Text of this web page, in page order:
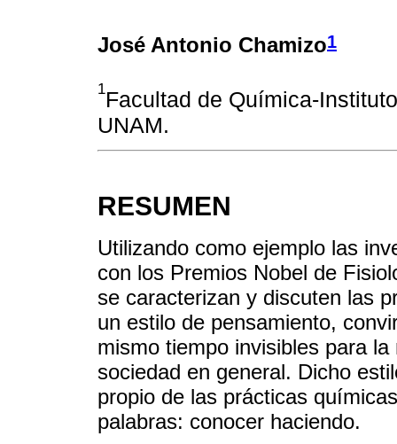
José Antonio Chamizo1
1Facultad de Química-
UNAM.
RESUMEN
Utilizando como ejemplo las
con los Premios Nobel de
se caracterizan y discuten las
un estilo de pensamiento,
mismo tiempo invisibles para
sociedad en general. Dicho
propio de las prácticas
palabras: conocer haciendo.